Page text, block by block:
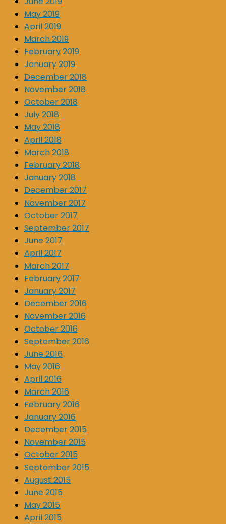
May 2019
April 2019
March 2019
February 2019
January 2019
December 2018
November 2018
October 2018
July 2018
May 2018
April 2018
March 2018
February 2018
January 2018
December 2017
November 2017
October 2017
September 2017
June 2017
April 2017
March 2017
February 2017
January 2017
December 2016
November 2016
October 2016
September 2016
June 2016
May 2016
April 2016
March 2016
February 2016
January 2016
December 2015
November 2015
October 2015
September 2015
August 2015
June 2015
May 2015
April 2015